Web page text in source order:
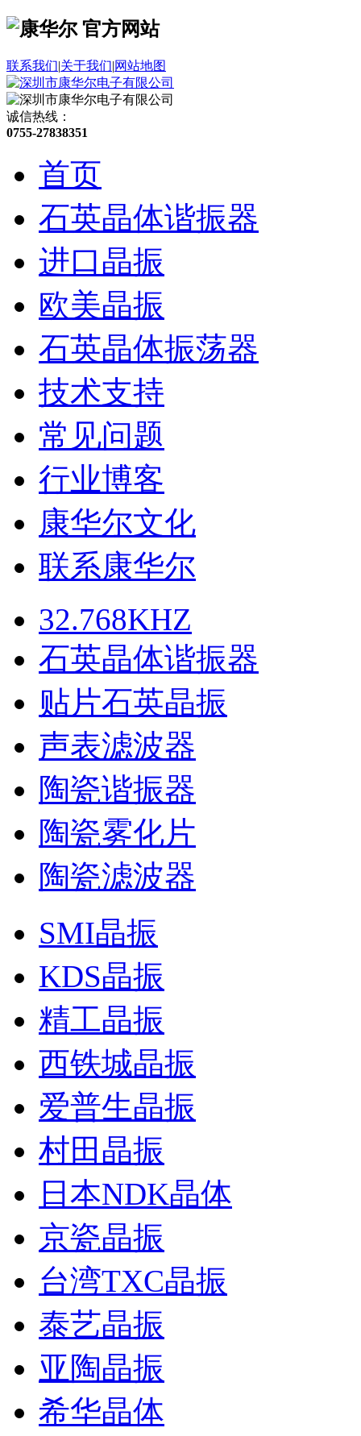
联系我们|关于我们|网站地图
诚信热线：
0755-27838351
首页
石英晶体谐振器
进口晶振
欧美晶振
石英晶体振荡器
技术支持
常见问题
行业博客
康华尔文化
联系康华尔
32.768KHZ
石英晶体谐振器
贴片石英晶振
声表滤波器
陶瓷谐振器
陶瓷雾化片
陶瓷滤波器
SMI晶振
KDS晶振
精工晶振
西铁城晶振
爱普生晶振
村田晶振
日本NDK晶体
京瓷晶振
台湾TXC晶振
泰艺晶振
亚陶晶振
希华晶体